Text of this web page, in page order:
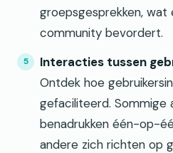
groepsgesprekken, wat
community bevordert.
Interacties tussen
Ontdek hoe
gefaciliteerd. Sommige
benadrukken één-op-
andere zich richten op